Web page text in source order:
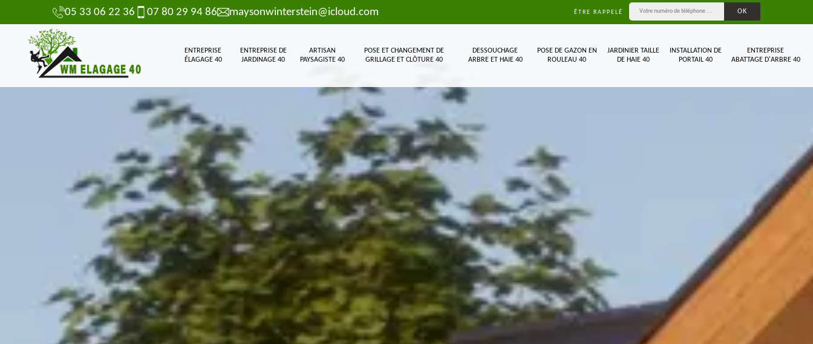
05 33 06 22 36 07 80 29 94 86 maysonwinterstein@icloud.com ÊTRE RAPPELÉ
ENTREPRISE
ÉLAGAGE 40
ENTREPRISE DE
JARDINAGE 40
ARTISAN
PAYSAGISTE 40
POSE ET CHANGEMENT DE
GRILLAGE ET CLÔTURE 40
DESSOUCHAGE
ARBRE ET HAIE 40
POSE DE GAZON EN
ROULEAU 40
JARDINIER TAILLE
DE HAIE 40
INSTALLATION DE
PORTAIL 40
ENTREPRISE
ABATTAGE D'ARBRE 40